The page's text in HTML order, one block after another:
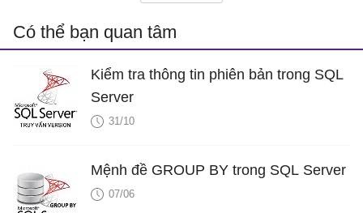
Có thể bạn quan tâm
Kiểm tra thông tin phiên bản trong SQL
Server
31/10
Mệnh đề GROUP BY trong SQL Server
07/06